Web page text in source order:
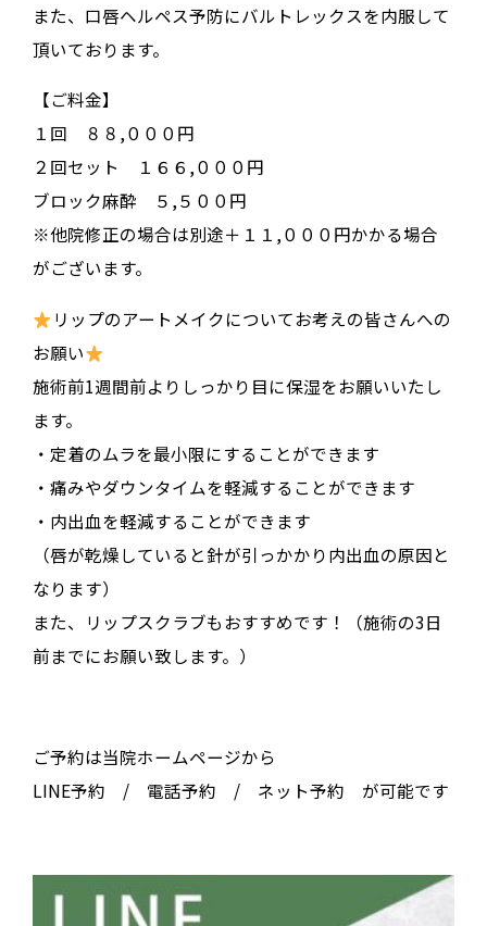
また、口唇ヘルペス予防にバルトレックスを内服して
頂いております。
【ご料金】
１回 ８８,０００円
２回セット １６６,０００円
ブロック麻酔 ５,５００円
※他院修正の場合は別途＋１１,０００円かかる場合
がございます。
リップのアートメイクについてお考えの皆さんへの
お願い
施術前1週間前よりしっかり目に保湿をお願いいたし
ます。
・定着のムラを最小限にすることができます
・痛みやダウンタイムを軽減することができます
・内出血を軽減することができます
（唇が乾燥していると針が引っかかり内出血の原因と
なります）
また、リップスクラブもおすすめです！（施術の3日
前までにお願い致します。）
ご予約は当院ホームページから
LINE予約 / 電話予約 / ネット予約 が可能です